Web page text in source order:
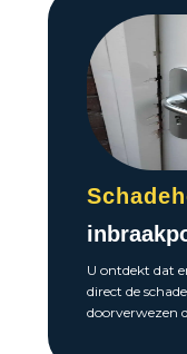
U ontdekt dat
direct de
doorverwezen